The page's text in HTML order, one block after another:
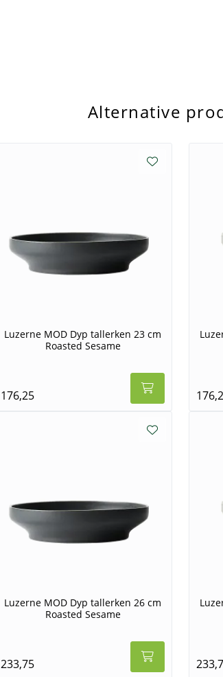
Alternative
Luzerne MOD Dyp tallerken 23 cm
Roasted Sesame
176,25
Luzerne MOD Dyp tallerken 26 cm
Roasted Sesame
233,75